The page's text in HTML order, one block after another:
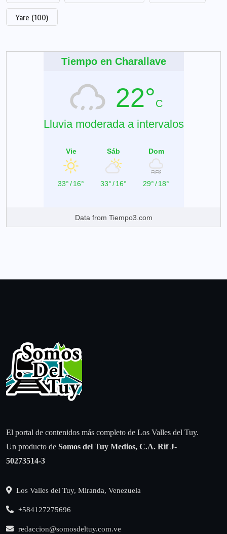
Yare (100)
Tiempo en Charallave
22°C
Lluvia moderada a intervalos
Vie
33°/16°
Sáb
33°/16°
Dom
29°/18°
Data from Tiempo3.com
El portal de contenidos más completo de Los Valles del Tuy.
Un producto de Somos del Tuy Medios, C.A. Rif J-
50273514-3
Los Valles del Tuy, Miranda, Venezuela
+584127275696
redaccion@somosdeltuy.com.ve